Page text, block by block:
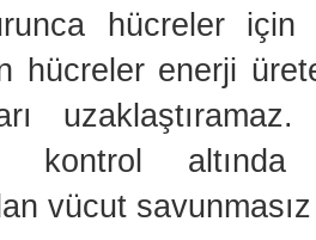
hücreler
hücreler enerji
kontrol
vücut